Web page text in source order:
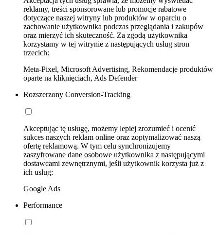
reklamy, treści sponsorowane lub promocje rabatowe
dotyczące naszej witryny lub produktów w oparciu o
zachowanie użytkownika podczas przeglądania i zakupów
oraz mierzyć ich skuteczność. Za zgodą użytkownika
korzystamy w tej witrynie z następujących usług stron
trzecich:
Meta-Pixel, Microsoft Advertising, Rekomendacje produktów
oparte na kliknięciach, Ads Defender
Rozszerzony Conversion-Tracking
Akceptując tę usługę, możemy lepiej zrozumieć i ocenić
sukces naszych reklam online oraz zoptymalizować naszą
ofertę reklamową. W tym celu synchronizujemy
zaszyfrowane dane osobowe użytkownika z następującymi
dostawcami zewnętrznymi, jeśli użytkownik korzysta już z
ich usług:
Google Ads
Performance